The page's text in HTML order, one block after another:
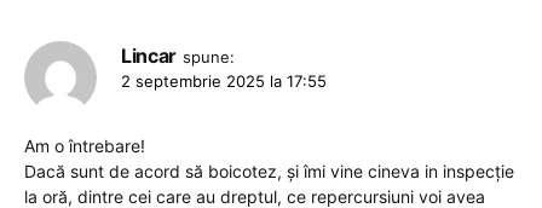
Lincar spune:
2 septembrie 2025 la 17:55
Am o întrebare!
Dacă sunt de acord să boicotez, și îmi vine cineva in inspecție
la oră, dintre cei care au dreptul, ce repercursiuni voi avea